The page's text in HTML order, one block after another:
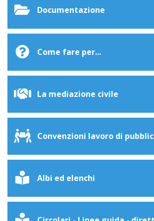
Documentazione
Come fare per...
La mediazione civile
Convenzioni lavoro di
Albi ed elenchi